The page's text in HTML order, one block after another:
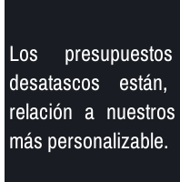
Los
desatascos
relación a
más personalizable.